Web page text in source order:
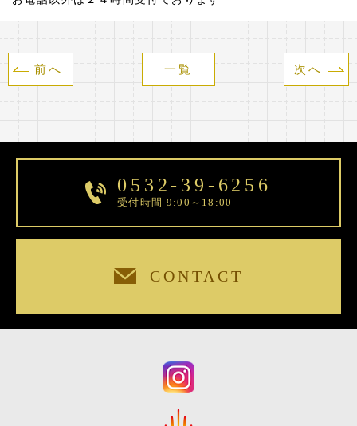
次へ
前へ 一覧
0532-39-6256
受付時間 9:00～18:00
CONTACT